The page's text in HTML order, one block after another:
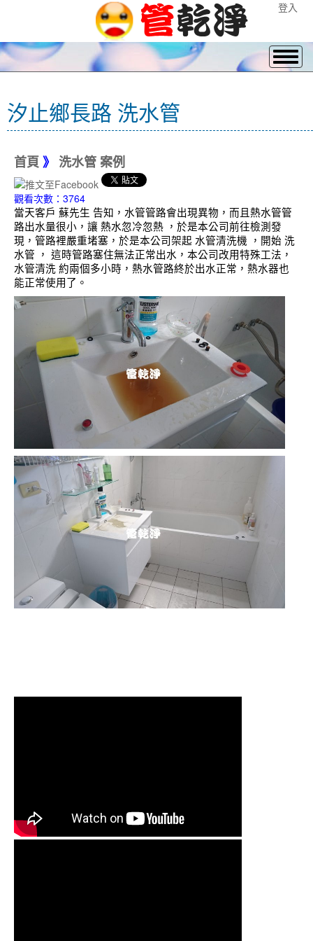
登入
汐止鄉長路 洗水管
首頁 》 洗水管 案例
觀看次數：3764
當天客戶 蘇先生 告知，水管管路會出現異物，而且熱水管管
路出水量很小，讓 熱水忽冷忽熱 ，於是本公司前往檢測發
現，管路裡嚴重堵塞，於是本公司架起 水管清洗機 ，開始 洗
水管 ， 這時管路塞住無法正常出水，本公司改用特殊工法，
水管清洗 約兩個多小時，熱水管路終於出水正常，熱水器也
能正常使用了。